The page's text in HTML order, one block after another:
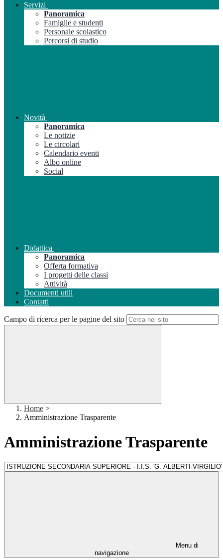
Servizi
Panoramica
Famiglie e studenti
Personale scolastico
Percorsi di studio
Novità
Panoramica
Le notizie
Le circolari
Calendario eventi
Albo online
Social
Didattica
Panoramica
Offerta formativa
I progetti delle classi
Attività
Documenti utili
Contatti
Campo di ricerca per le pagine del sito
Home >
Amministrazione Trasparente
Amministrazione Trasparente
Menu di
navigazione